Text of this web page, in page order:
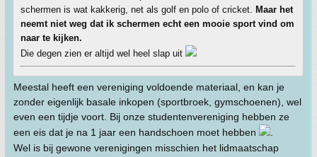
schermen is wat kakkerig, net als golf en polo of cricket. Maar het
neemt niet weg dat ik schermen echt een mooie sport vind om
naar te kijken.
Die degen zien er altijd wel heel slap uit
Meestal heeft een vereniging voldoende materiaal, en kan je
zonder eigenlijk basale inkopen (sportbroek, gymschoenen), wel
even een tijdje voort. Bij onze studentenvereniging hebben ze
een eis dat je na 1 jaar een handschoen moet hebben
Wel is bij gewone verenigingen misschien het lidmaatschap